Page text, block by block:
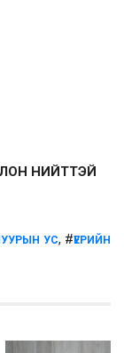
НИЙТТЭЙ
УС, #ҮЕРИЙН